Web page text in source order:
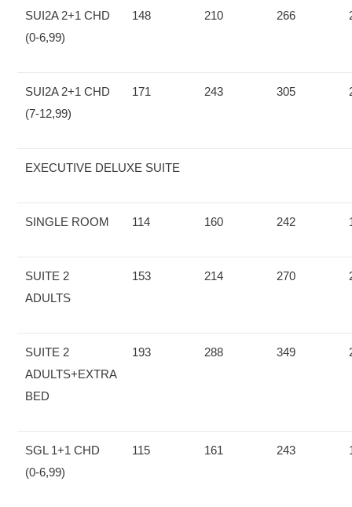
SUI2A 2+1 CHD
(0-6,99)
148 210 266
SUI2A 2+1 CHD
(7-12,99)
171 243 305
EXECUTIVE DELUXE SUITE
SINGLE ROOM 114 160 242
SUITE 2
ADULTS
153 214 270
SUITE 2
ADULTS+EXTRA
BED
193 288 349
SGL 1+1 CHD
(0-6,99)
115 161 243